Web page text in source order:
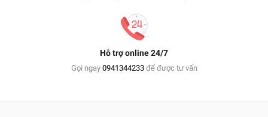
Hỗ trợ online 24/7
Gọi ngay 0941344233để được tư vấn